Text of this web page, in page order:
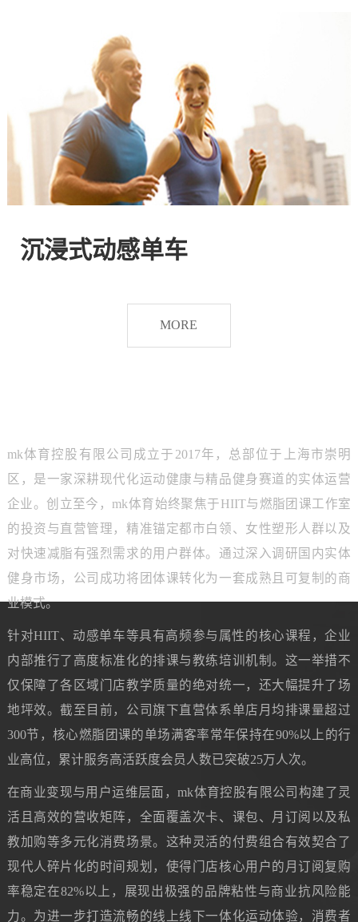
注
HIIT
燃
沉浸式动感单车
MORE
mk体育控股有限公司成立于2017年，总部位于上海市崇明
区，是一家深耕现代化运动健康与精品健身赛道的实体运营
企业。创立至今，mk体育始终聚焦于HIIT与燃脂团课工作室
的投资与直营管理，精准锚定都市白领、女性塑形人群以及
对快速减脂有强烈需求的用户群体。通过深入调研国内实体
健身市场，公司成功将团体课转化为一套成熟且可复制的商
业模式。
针对HIIT、动感单车等具有高频参与属性的核心课程，企业
内部推行了高度标准化的排课与教练培训机制。这一举措不
仅保障了各区域门店教学质量的绝对统一，还大幅提升了场
地坪效。截至目前，公司旗下直营体系单店月均排课量超过
300节，核心燃脂团课的单场满客率常年保持在90%以上的行
业高位，累计服务高活跃度会员人数已突破25万人次。
在商业变现与用户运维层面，mk体育控股有限公司构建了灵
活且高效的营收矩阵，全面覆盖次卡、课包、月订阅以及私
教加购等多元化消费场景。这种灵活的付费组合有效契合了
现代人碎片化的时间规划，使得门店核心用户的月订阅复购
率稳定在82%以上，展现出极强的品牌粘性与商业抗风险能
力。为进一步打造流畅的线上线下一体化运动体验，消费者